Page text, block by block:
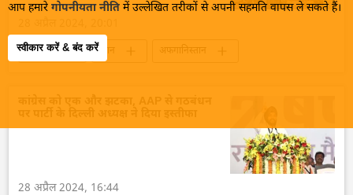
आप हमारे गोपनीयता नीति में उल्लेखित तरीकों से अपनी सहमति वापस ले सकते हैं।
स्वीकार करें & बंद करें
राजनीति ईरान
अफगानिस्तान
28 अप्रैल 2024, 16:44